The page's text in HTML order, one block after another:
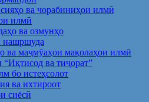
ва чорабиниҳои илмӣ
илмӣ
ва озмунҳо
нашршуда
ва маҷмӯаҳои мақолаҳои илмӣ
ва тиҷорат”
бо истеҳсолот
ва ихтироот
сиёсӣ